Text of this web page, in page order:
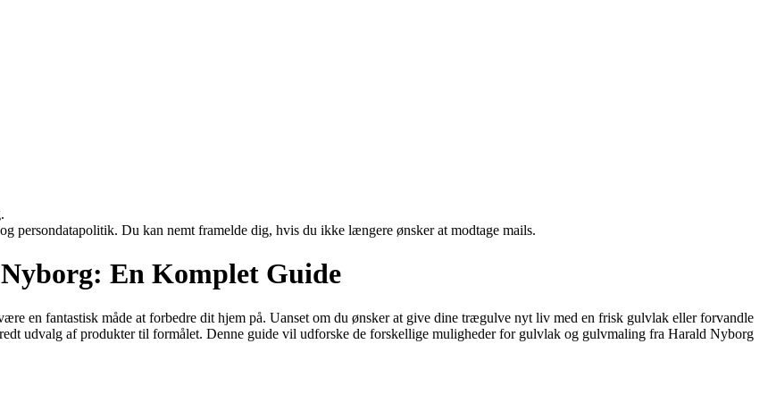
persondatapolitik. Du kan nemt framelde dig, hvis du ikke længere ønsker at modtage mails.
En Komplet Guide
en fantastisk måde at forbedre dit hjem på. Uanset om du ønsker at give dine trægulve nyt liv med en frisk gulvlak eller forvandle
udvalg af produkter til formålet. Denne guide vil udforske de forskellige muligheder for gulvlak og gulvmaling fra Harald Nyborg